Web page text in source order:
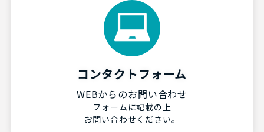
コンタクトフォーム
WEBからのお問い合わせ
フォームに記載の上
お問い合わせください。